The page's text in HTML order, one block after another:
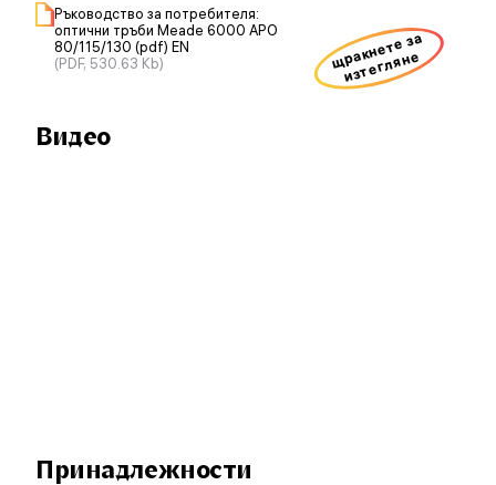
Ръководство за потребителя:
оптични тръби Meade 6000 APO
80/115/130 (pdf) EN
(PDF, 530.63 Kb)
щракнете за
изтегляне
Видео
Принадлежности